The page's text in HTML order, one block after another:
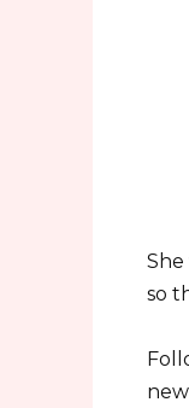
so